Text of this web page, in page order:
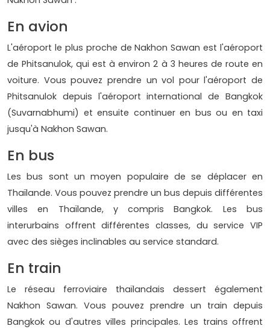
En avion
L'aéroport le plus proche de Nakhon Sawan est l'aéroport
de Phitsanulok, qui est à environ 2 à 3 heures de route en
voiture. Vous pouvez prendre un vol pour l'aéroport de
Phitsanulok depuis l'aéroport international de Bangkok
(Suvarnabhumi) et ensuite continuer en bus ou en taxi
jusqu'à Nakhon Sawan.
En bus
Les bus sont un moyen populaire de se déplacer en
Thaïlande. Vous pouvez prendre un bus depuis différentes
villes en Thaïlande, y compris Bangkok. Les bus
interurbains offrent différentes classes, du service VIP
avec des sièges inclinables au service standard.
En train
Le réseau ferroviaire thaïlandais dessert également
Nakhon Sawan. Vous pouvez prendre un train depuis
Bangkok ou d'autres villes principales. Les trains offrent